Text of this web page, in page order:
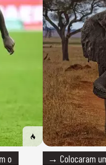
o
→ Colocaram